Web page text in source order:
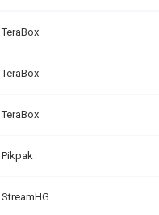
TeraBox
TeraBox
TeraBox
Pikpak
StreamHG